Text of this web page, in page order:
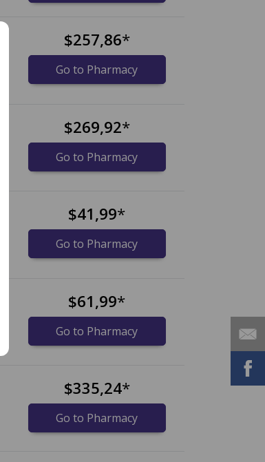
$257,86*
Go to Pharmacy
$269,92*
Go to Pharmacy
$41,99*
Go to Pharmacy
$61,99*
Go to Pharmacy
$335,24*
Go to Pharmacy